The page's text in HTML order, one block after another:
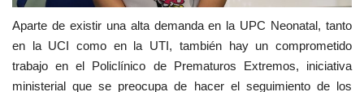
Aparte de existir una alta demanda en la UPC Neonatal, tanto
en la UCI como en la UTI, también hay un comprometido
trabajo en el Policlínico de Prematuros Extremos, iniciativa
ministerial que se preocupa de hacer el seguimiento de los